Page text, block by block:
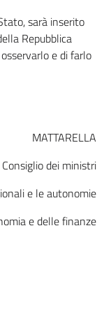
sarà inserito
Repubblica
e di farlo
MATTARELLA
dei ministri
e le autonomie
e delle finanze